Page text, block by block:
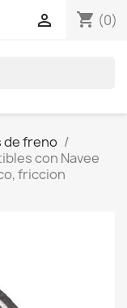
shopping_cart (0)

de freno
con Navee
friccion